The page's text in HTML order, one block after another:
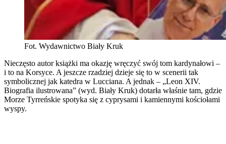
Fot. Wydawnictwo Biały Kruk
Nieczęsto autor książki ma okazję wręczyć swój tom kardynałowi –
i to na Korsyce. A jeszcze rzadziej dzieje się to w scenerii tak
symbolicznej jak katedra w Lucciana. A jednak – „Leon XIV.
Biografia ilustrowana” (wyd. Biały Kruk) dotarła właśnie tam, gdzie
Morze Tyrreńskie spotyka się z cyprysami i kamiennymi kościołami
wyspy.